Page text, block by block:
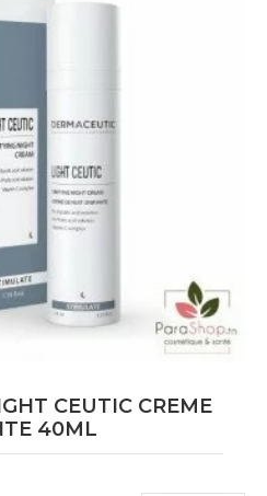
CEUTIC CREME
40ML